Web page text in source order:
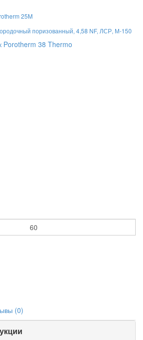
25M
поризованный, 4,58 NF, ЛСР, М-150
(0)